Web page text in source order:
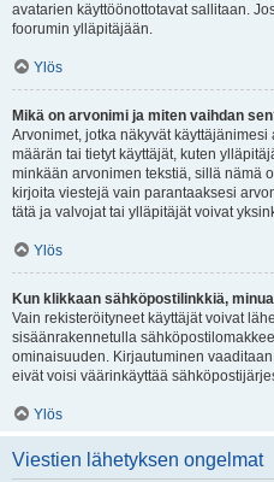
avatarien käyttöönottotavat sallitaan.
foorumin ylläpitäjään.
Ylös
Mikä on arvonimi ja miten vaihdan
Arvonimet, jotka näkyvät
määrän tai tietyt käyttäjät, kuten
minkään arvonimen tekstiä, sillä nämä
kirjoita viestejä vain parantaaksesi
tätä ja valvojat tai ylläpitäjät voivat
Ylös
Kun klikkaan sähköpostilinkkiä,
Vain rekisteröityneet käyttäjät voivat
sisäänrakennetulla
ominaisuuden. Kirjautuminen
eivät voisi väärinkäyttää
Ylös
Viestien lähetyksen ongelmat